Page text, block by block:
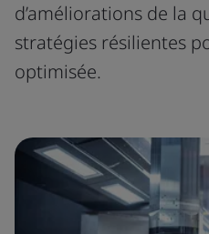
d’améliorations de la
stratégies résilientes
optimisée.